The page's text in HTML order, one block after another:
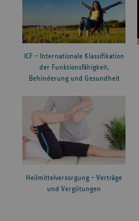
ICF – Internationale Klassifikation
der Funktionsfähigkeit,
Behinderung und Gesundheit
Heilmittelversorgung – Verträge
und Vergütungen